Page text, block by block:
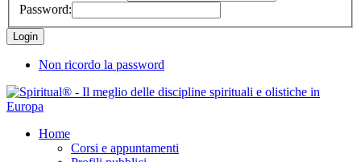
Password:
Non ricordo la password
Home
Corsi e appuntamenti